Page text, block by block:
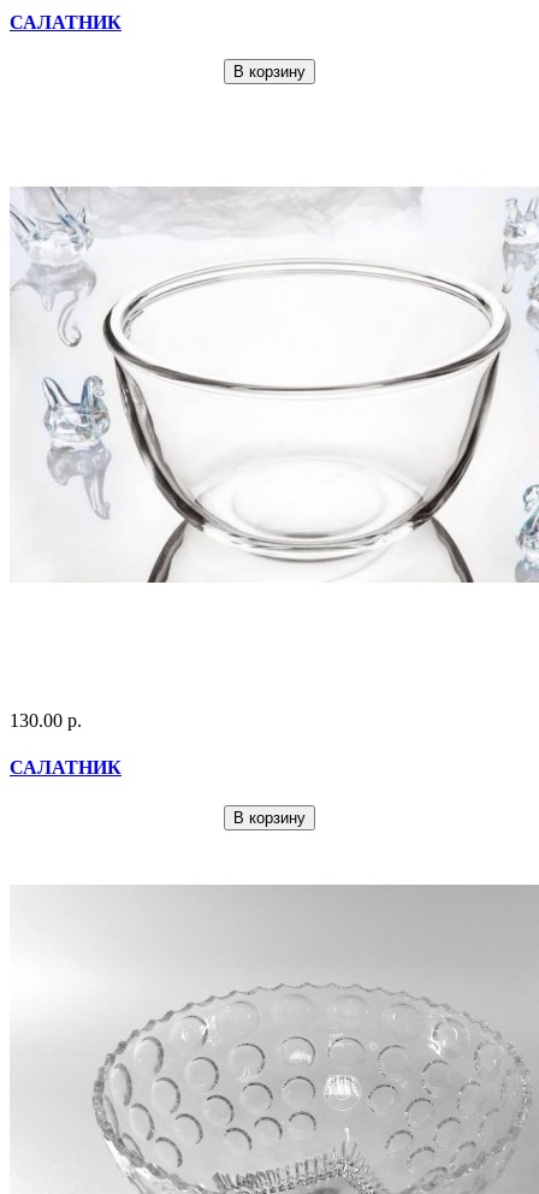
САЛАТНИК
В корзину
130.00 р.
САЛАТНИК
В корзину